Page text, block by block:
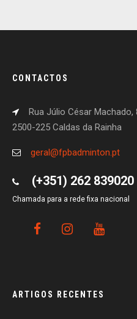
CONTACTOS
Rua Júlio César Machado,
2500-225 Caldas da Rainha
geral@fpbadminton.pt
(+351) 262 839020
Chamada para a rede fixa nacional
ARTIGOS RECENTES